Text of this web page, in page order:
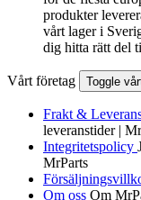
produkter
vårt lager i
dig hitta rätt del
Vårt företag Toggle
Frakt &
leveranstider |
Integritetspolicy
MrParts
Om oss Om